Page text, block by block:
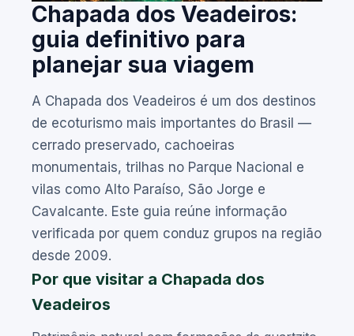
Chapada dos Veadeiros:
guia definitivo para
planejar sua viagem
A Chapada dos Veadeiros é um dos destinos
de ecoturismo mais importantes do Brasil —
cerrado preservado, cachoeiras
monumentais, trilhas no Parque Nacional e
vilas como Alto Paraíso, São Jorge e
Cavalcante. Este guia reúne informação
verificada por quem conduz grupos na região
desde 2009.
Por que visitar a Chapada dos
Veadeiros